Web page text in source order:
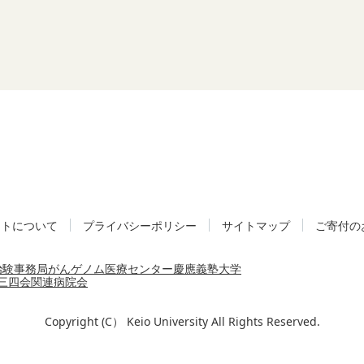
について プライバシーポリシー サイトマップ ご寄付
事務局がんゲノム医療センター慶應義塾大学
四会関連病院会
Copyright (C） Keio University All Rights Reserved.